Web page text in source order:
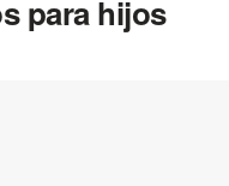
para hijos